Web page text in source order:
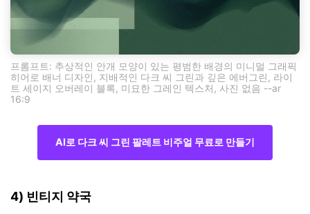
프롬프트: 추상적인 안개 모양이 있는 평범한 배경의 미니멀 그래픽
히어로 배너 디자인, 지배적인 다크 씨 그린과 깊은 에버그린, 라이
트 세이지 오버레이 블록, 미묘한 그레인 텍스처, 사진 없음 --ar
16:9
AI로 다크 씨 그린 팔레트 비주얼 무료로 만들기
4) 빈티지 약국